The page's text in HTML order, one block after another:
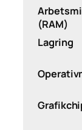
(RAM)
Lagring